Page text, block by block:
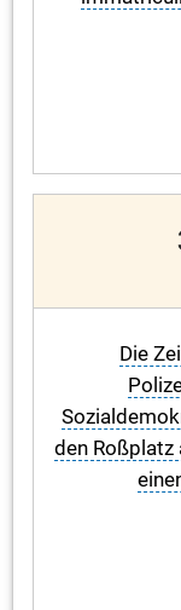
Die
den Roßplatz